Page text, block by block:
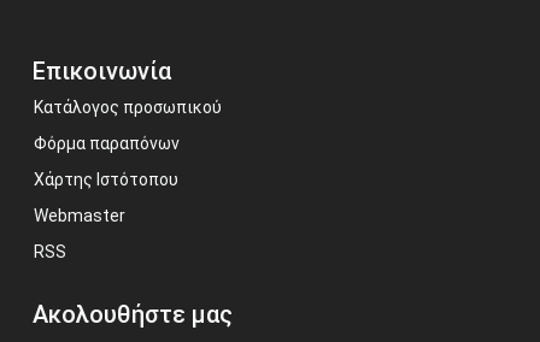
Επικοινωνία
Κατάλογος προσωπικού
Φόρμα παραπόνων
Χάρτης Ιστότοπου
Webmaster
RSS
Ακολουθήστε μας